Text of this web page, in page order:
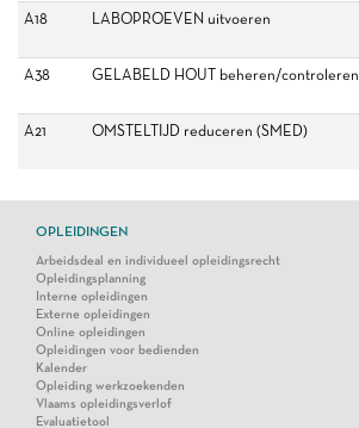
A18
LABOPROEVEN uitvoeren
A38
GELABELD HOUT beheren/controleren
A21
OMSTELTIJD reduceren (SMED)
OPLEIDINGEN
Arbeidsdeal en individueel opleidingsrecht
Opleidingsplanning
Interne opleidingen
Externe opleidingen
Online opleidingen
Opleidingen voor bedienden
Kalender
Opleiding werkzoekenden
Vlaams opleidingsverlof
Evaluatietool